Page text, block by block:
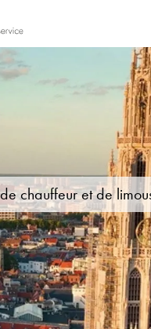
chauffeur et de